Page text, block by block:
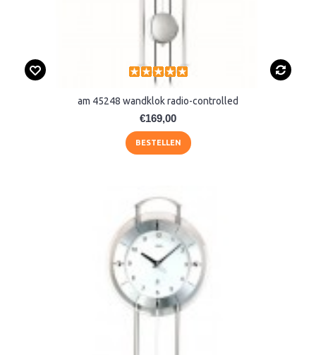
am 45248 wandklok radio-controlled
€169,00
BESTELLEN